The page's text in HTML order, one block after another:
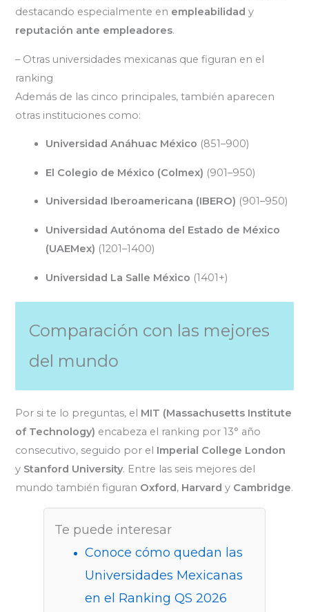
destacando especialmente en empleabilidad y
reputación ante empleadores.
– Otras universidades mexicanas que figuran en el
ranking
Además de las cinco principales, también aparecen
otras instituciones como:
Universidad Anáhuac México (851–900)
El Colegio de México (Colmex) (901–950)
Universidad Iberoamericana (IBERO) (901–950)
Universidad Autónoma del Estado de México
(UAEMex) (1201–1400)
Universidad La Salle México (1401+)
Comparación con las mejores
del mundo
Por si te lo preguntas, el MIT (Massachusetts Institute
of Technology) encabeza el ranking por 13° año
consecutivo, seguido por el Imperial College London
y Stanford University. Entre las seis mejores del
mundo también figuran Oxford , Harvard y Cambridge.
Te puede interesar
Conoce cómo quedan las
Universidades Mexicanas
en el Ranking QS 2026